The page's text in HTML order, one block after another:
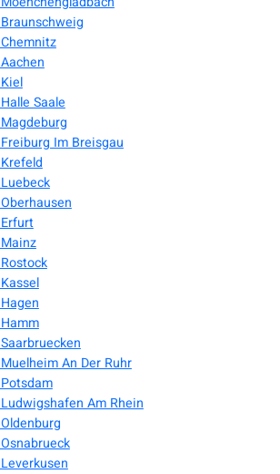
Saale
Im Breisgau
An Der Ruhr
Am Rhein